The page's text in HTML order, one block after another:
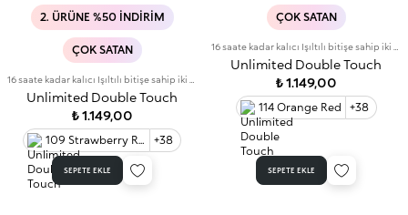
2. ÜRÜNE %50 İNDIRIM
ÇOK SATAN
Unlimited Double Touch
₺ 1.149,00
109 Strawberry Red +38
SEPETE EKLE
ÇOK SATAN
Unlimited Double Touch
₺ 1.149,00
114 Orange Red +38
SEPETE EKLE